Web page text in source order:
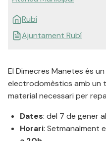
Rubí
Ajuntament Rubí
El Dimecres Manetes és
electrodomèstics amb un
material necessari per
Dates: del 7 de gener
Horari: Setmanalment